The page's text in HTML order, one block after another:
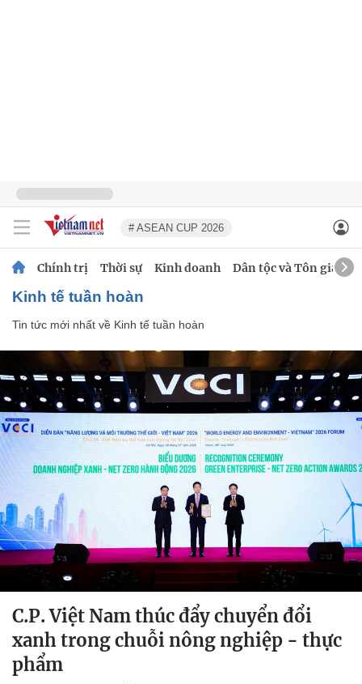
# ASEAN CUP 2026
Chính trị Thời sự Kinh doanh Dân tộc và Tôn giáo
Kinh tế tuần hoàn
Tin tức mới nhất về Kinh tế tuần hoàn
C.P. Việt Nam thúc đẩy chuyển đổi
xanh trong chuỗi nông nghiệp - thực
phẩm